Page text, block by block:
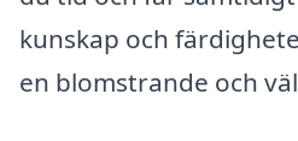
kunskap och
en blomstrande och